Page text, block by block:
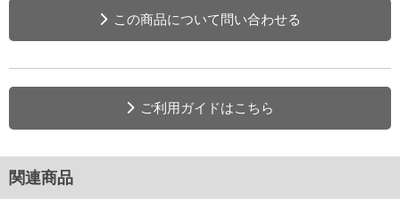
この商品について問い合わせる
ご利用ガイドはこちら
関連商品